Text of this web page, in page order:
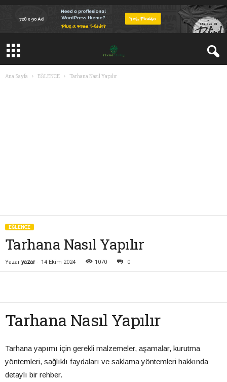
Ana Sayfa EĞLENCE Tarhana Nasıl Yapılır
EĞLENCE
Tarhana Nasıl Yapılır
Yazar yazar- 14 Ekim 2024 1070 0
Tarhana Nasıl Yapılır
Tarhana yapımı için gerekli malzemeler, aşamalar, kurutma
yöntemleri, sağlıklı faydaları ve saklama yöntemleri hakkında
detaylı bir rehber.